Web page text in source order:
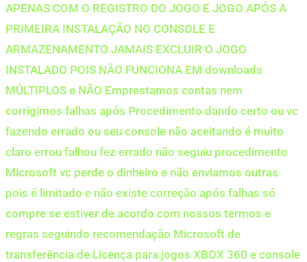
APENAS COM O REGISTRO DO JOGO E JOGO APÓS A
PRIMEIRA INSTALAÇÃO NO CONSOLE E
ARMAZENAMENTO JAMAIS EXCLUIR O JOGO
INSTALADO POIS NÃO FUNCIONA EM downloads
MÚLTIPLOS e NÃO Emprestamos contas nem
corrigimos falhas após Procedimento dando certo ou vc
fazendo errado ou seu console não aceitando é muito
claro errou falhou fez errado não seguiu procedimento
Microsoft vc perde o dinheiro e não enviamos outras
pois é limitado e não existe correção após falhas só
compre se estiver de acordo com nossos termos e
regras seguindo recomendação Microsoft de
transferência de Licença para jogos XBOX 360 e console